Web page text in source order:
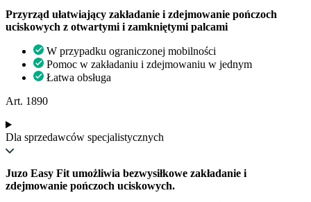
Przyrząd ułatwiający zakładanie i zdejmowanie pończoch
uciskowych z otwartymi i zamkniętymi palcami
W przypadku ograniczonej mobilności
Pomoc w zakładaniu i zdejmowaniu w jednym
Łatwa obsługa
Art. 1890
Dla sprzedawców specjalistycznych
Juzo Easy Fit umożliwia bezwysiłkowe zakładanie i
zdejmowanie pończoch uciskowych.